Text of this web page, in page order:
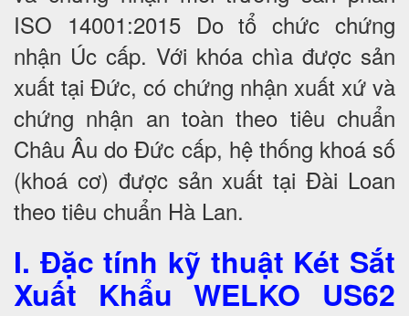
ISO 14001:2015 Do tổ chức chứng
nhận Úc cấp. Với khóa chìa được sản
xuất tại Đức, có chứng nhận xuất xứ và
chứng nhận an toàn theo tiêu chuẩn
Châu Âu do Đức cấp, hệ thống khoá số
(khoá cơ) được sản xuất tại Đài Loan
theo tiêu chuẩn Hà Lan.
I. Đặc tính kỹ thuật Két Sắt
Xuất Khẩu WELKO US62